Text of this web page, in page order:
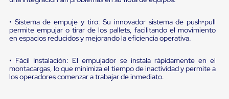
sistema
de
retención
de
Retenedores
de
andén
• Sistema de empuje y tiro: Su innovador sistema de push•pull
permite empujar o tirar de los pallets, facilitando el movimiento
en espacios reducidos y mejorando la eficiencia operativa.
• Fácil Instalación: El empujador se instala rápidamente en el
montacargas, lo que minimiza el tiempo de inactividad y permite a
los operadores comenzar a trabajar de inmediato.